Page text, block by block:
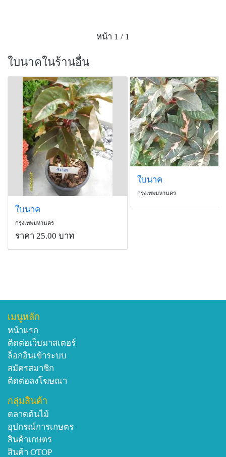
หน้า 1 / 1
ใบนาคในร้านอื่น
ใบนาค
กรุงเทพมหานคร
ราคา 25.00 บาท
ใบนาค
กรุงเทพมหานคร
เมนูหลัก
หน้าแรก
ติดต่อเว็บมาสเตอร์
ล็อกอินเข้าระบบ
สมัครสมาชิก
ติดต่อลงโฆษณา
กลุ่มสินค้า
ตลาดต้นไม้
อุปกรณ์การเกษตร
สินค้าเกษตร
สินค้า OTOP